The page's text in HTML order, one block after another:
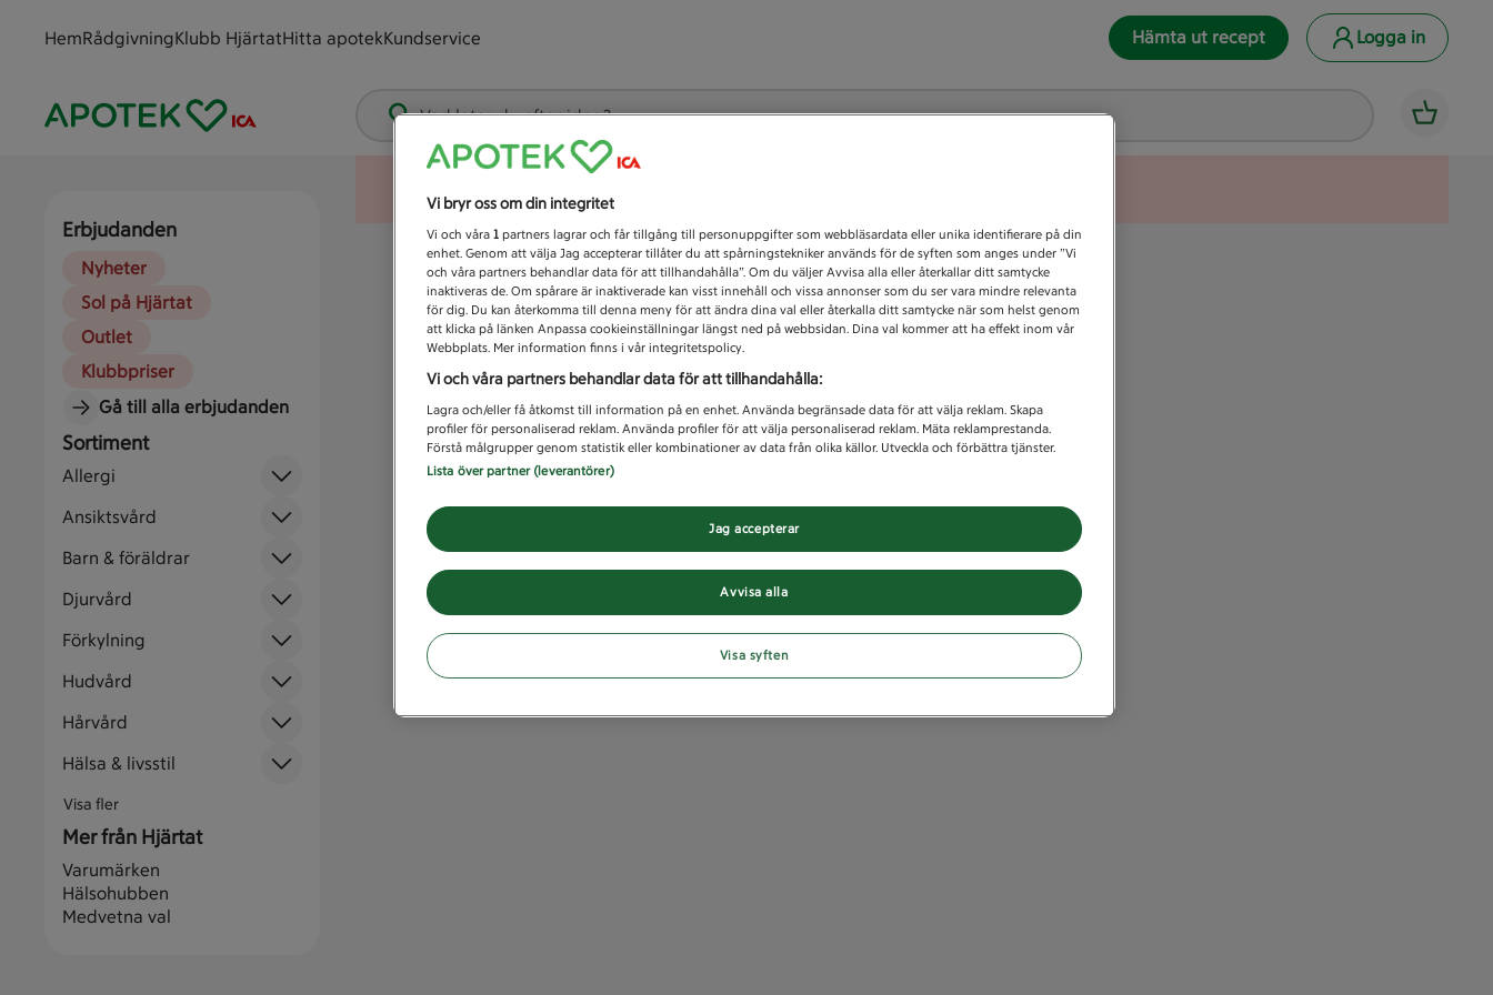
HemRådgivningKlubb HjärtatHitta apotekKundservice Hämta ut recept Logga in
Vad letar du efter idag?
Erbjudanden
Nyheter
Sol på Hjärtat
Outlet
Klubbpriser
Gå till alla erbjudanden
Sortiment
Allergi
Ansiktsvård
Barn & föräldrar
Djurvård
Förkylning
Hudvård
Hårvård
Hälsa & livsstil
Visa fler
Mer från Hjärtat
Varumärken
Hälsohubben
Medvetna val
Vi bryr oss om din integritet
Vi och våra 1 partners lagrar och får tillgång till personuppgifter som webbläsardata eller unika identifierare på din
enhet. Genom att välja Jag accepterar tillåter du att spårningstekniker används för de syften som anges under ”Vi
och våra partners behandlar data för att tillhandahålla”. Om du väljer Avvisa alla eller återkallar ditt samtycke
inaktiveras de. Om spårare är inaktiverade kan visst innehåll och vissa annonser som du ser vara mindre relevanta
för dig. Du kan återkomma till denna meny för att ändra dina val eller återkalla ditt samtycke när som helst genom
att klicka på länken Anpassa cookieinställningar längst ned på webbsidan. Dina val kommer att ha effekt inom vår
Webbplats. Mer information finns i vår integritetspolicy.
Vi och våra partners behandlar data för att tillhandahålla:
Lagra och/eller få åtkomst till information på en enhet. Använda begränsade data för att välja reklam. Skapa
profiler för personaliserad reklam. Använda profiler för att välja personaliserad reklam. Mäta reklamprestanda.
Förstå målgrupper genom statistik eller kombinationer av data från olika källor. Utveckla och förbättra tjänster.
Lista över partner (leverantörer)
Avvisa alla
Jag accepterar
Visa syften